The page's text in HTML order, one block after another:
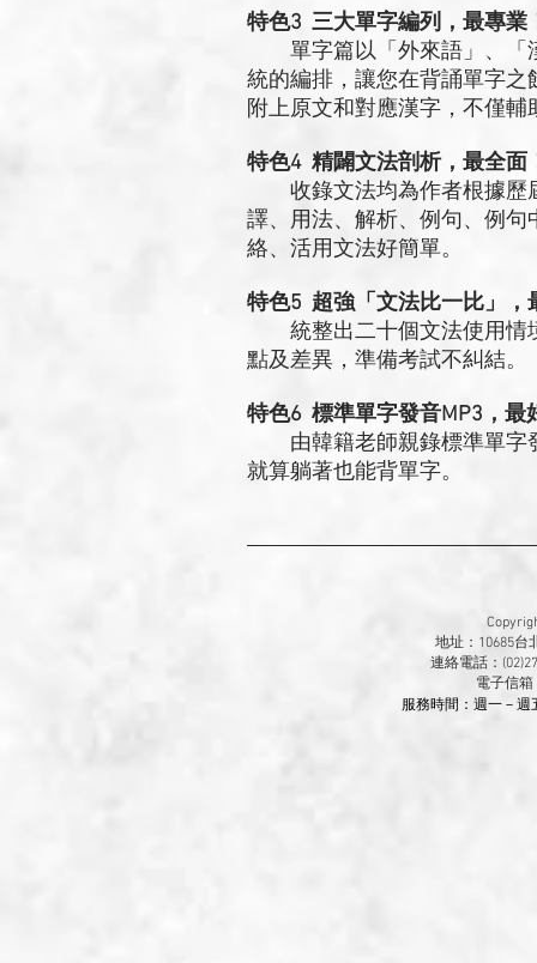
特色3 三大單字編列，最專業
單字篇以「外來語」、「
統的編排，讓您在背誦單字
附上原文和對應漢字，不僅
特色4 精闢文法剖析，最全面
收錄文法均為作者根據歷
譯、用法、解析、例句、例
絡、活用文法好簡單。
特色5 超強「文法比一比」，
統整出二十個文法使用情
點及差異，準備考試不糾結。
特色6 標準單字發音MP3，最
由韓籍老師親錄標準單字
就算躺著也能背單字。
地址：10685台
連絡電話：
電子信箱
服務時間：週一－